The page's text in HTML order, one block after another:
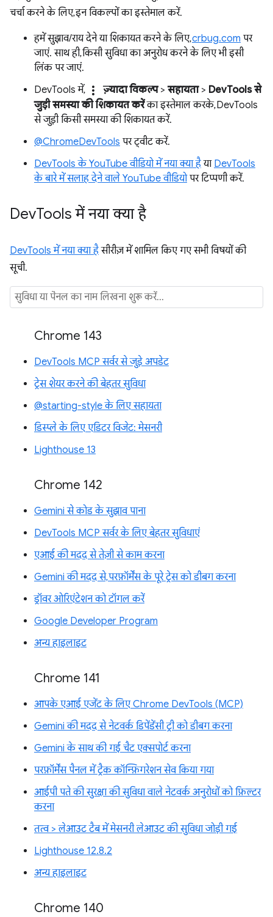
चर्चा करने के लिए, इन विकल्पों का इस्तेमाल करें.
हमें सुझाव/राय देने या शिकायत करने के लिए,crbug.com पर
जाएं. साथ ही, किसी सुविधा का अनुरोध करने के लिए भी इसी
लिंक पर जाएं.
DevTools में, more_vert ज़्यादा विकल्प> सहायता> DevTools से
जुड़ी समस्या की शिकायत करेंका इस्तेमाल करके, DevTools
से जुड़ी किसी समस्या की शिकायत करें.
@ChromeDevTools पर ट्वीट करें.
DevTools के YouTube वीडियो में नया क्या हैया DevTools
के बारे में सलाह देने वाले YouTube वीडियोपर टिप्पणी करें.
DevTools में नया क्या है
DevTools में नया क्या हैसीरीज़ में शामिल किए गए सभी विषयों की
सूची.
Chrome 143
DevTools MCP सर्वर से जुड़े अपडेट
ट्रेस शेयर करने की बेहतर सुविधा
@starting-style के लिए सहायता
डिस्प्ले के लिए एडिटर विजेट: मेसनरी
Lighthouse 13
Chrome 142
Gemini से कोड के सुझाव पाना
DevTools MCP सर्वर के लिए बेहतर सुविधाएं
एआई की मदद से तेज़ी से काम करना
Gemini की मदद से, परफ़ॉर्मेंस के पूरे ट्रेस को डीबग करना
ड्रॉवर ओरिएंटेशन को टॉगल करें
Google Developer Program
अन्य हाइलाइट
Chrome 141
आपके एआई एजेंट के लिए Chrome DevTools (MCP)
Gemini की मदद से नेटवर्क डिपेंडेंसी ट्री को डीबग करना
Gemini के साथ की गई चैट एक्सपोर्ट करना
परफ़ॉर्मेंस पैनल में ट्रैक कॉन्फ़िगरेशन सेव किया गया
आईपी पते की सुरक्षा की सुविधा वाले नेटवर्क अनुरोधों को फ़िल्टर
करना
तत्व > लेआउट टैब में मेसनरी लेआउट की सुविधा जोड़ी गई
Lighthouse 12.8.2
अन्य हाइलाइट
Chrome 140